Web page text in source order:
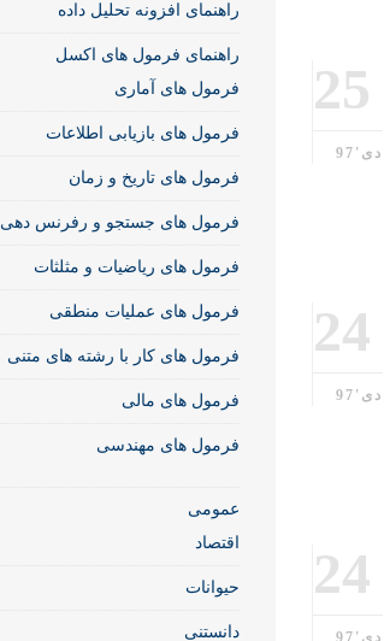
25
دی'97
24
دی'97
24
دی'97
راهنمای افزونه تحلیل داده
راهنمای فرمول های اکسل
فرمول های آماری
فرمول های بازیابی اطلاعات
فرمول های تاریخ و زمان
فرمول های جستجو و رفرنس دهی
فرمول های ریاضیات و مثلثات
فرمول های عملیات منطقی
فرمول های کار با رشته های متنی
فرمول های مالی
فرمول های مهندسی
عمومی
اقتصاد
حیوانات
دانستنی